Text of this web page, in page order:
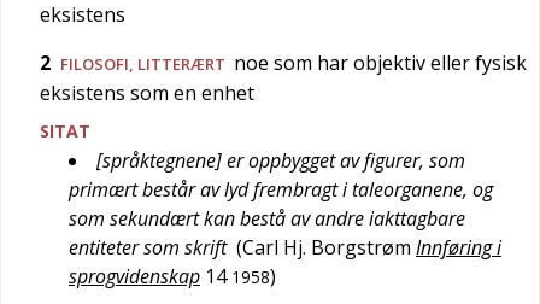
eksistens
2 FILOSOFI, LITTERÆRT noe som har objektiv eller fysisk
eksistens som en enhet
SITAT
[språktegnene] er oppbygget av figurer, som
primært består av lyd frembragt i taleorganene, og
som sekundært kan bestå av andre iakttagbare
entiteter som skrift (Carl Hj. Borgstrøm Innføring i
sprogvidenskap 14 1958)